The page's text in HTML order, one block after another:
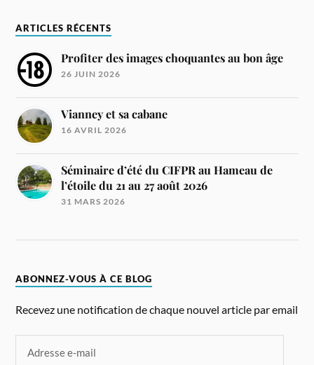
ARTICLES RÉCENTS
Profiter des images choquantes au bon âge
26 JUIN 2026
Vianney et sa cabane
16 AVRIL 2026
Séminaire d’été du CIFPR au Hameau de
l’étoile du 21 au 27 août 2026
31 MARS 2026
ABONNEZ-VOUS À CE BLOG
Recevez une notification de chaque nouvel article par email